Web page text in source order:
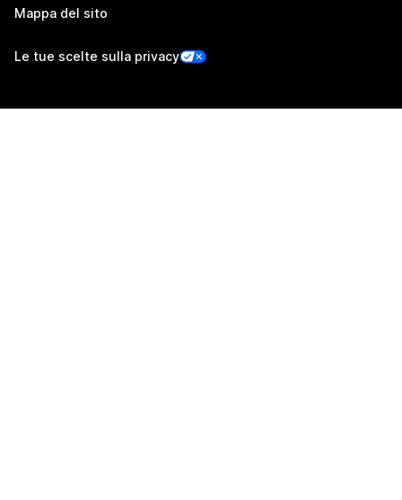
Mappa del sito
Le tue scelte sulla privacy